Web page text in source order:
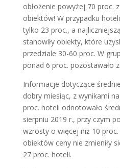
obłożenie powyżej 70 proc.
obiektów! W przypadku
tylko 23 proc., a
stanowiły obiekty, które
przedziale 30-60 proc. W
ponad 6 proc. pozostawało
Informacje dotyczące
dobry miesiąc, z wynikami
proc. hoteli odnotowało
sierpniu 2019 r., przy czym
wzrosty o więcej niż 10
obiektów ceny nie zmieniły
27 proc. hoteli.